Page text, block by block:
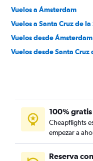
Vuelos a Ámsterdam
Vuelos a Santa Cruz de la
Vuelos desde Ámsterdam
Vuelos desde Santa Cruz
100% gratis
Cheapflights
empezar a
Reserva